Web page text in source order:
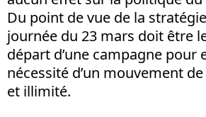
Du point de vue de la
journée du 23 mars doit être
départ d’une campagne pour
nécessité d’un mouvement
et illimité.